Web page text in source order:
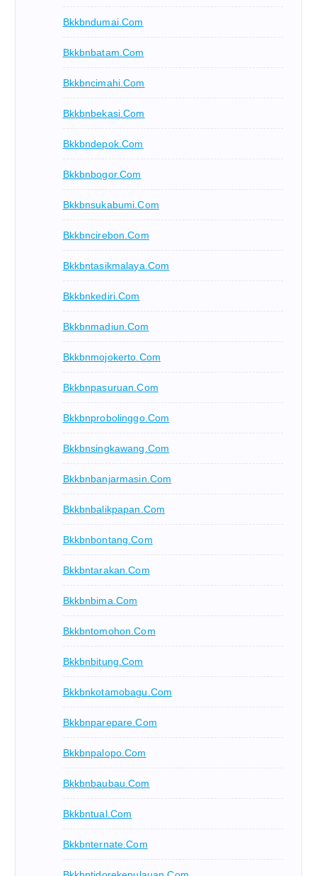
Bkkbndumai.com
Bkkbnbatam.com
Bkkbncimahi.com
Bkkbnbekasi.com
Bkkbndepok.com
Bkkbnbogor.com
Bkkbnsukabumi.com
Bkkbncirebon.com
Bkkbntasikmalaya.com
Bkkbnkediri.com
Bkkbnmadiun.com
Bkkbnmojokerto.com
Bkkbnpasuruan.com
Bkkbnprobolinggo.com
Bkkbnsingkawang.com
Bkkbnbanjarmasin.com
Bkkbnbalikpapan.com
Bkkbnbontang.com
Bkkbntarakan.com
Bkkbnbima.com
Bkkbntomohon.com
Bkkbnbitung.com
Bkkbnkotamobagu.com
Bkkbnparepare.com
Bkkbnpalopo.com
Bkkbnbaubau.com
Bkkbntual.com
Bkkbnternate.com